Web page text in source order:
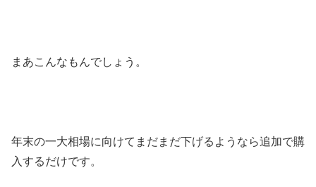
まあこんなもんでしょう。
年末の一大相場に向けてまだまだ下げるようなら追加で購
入するだけです。